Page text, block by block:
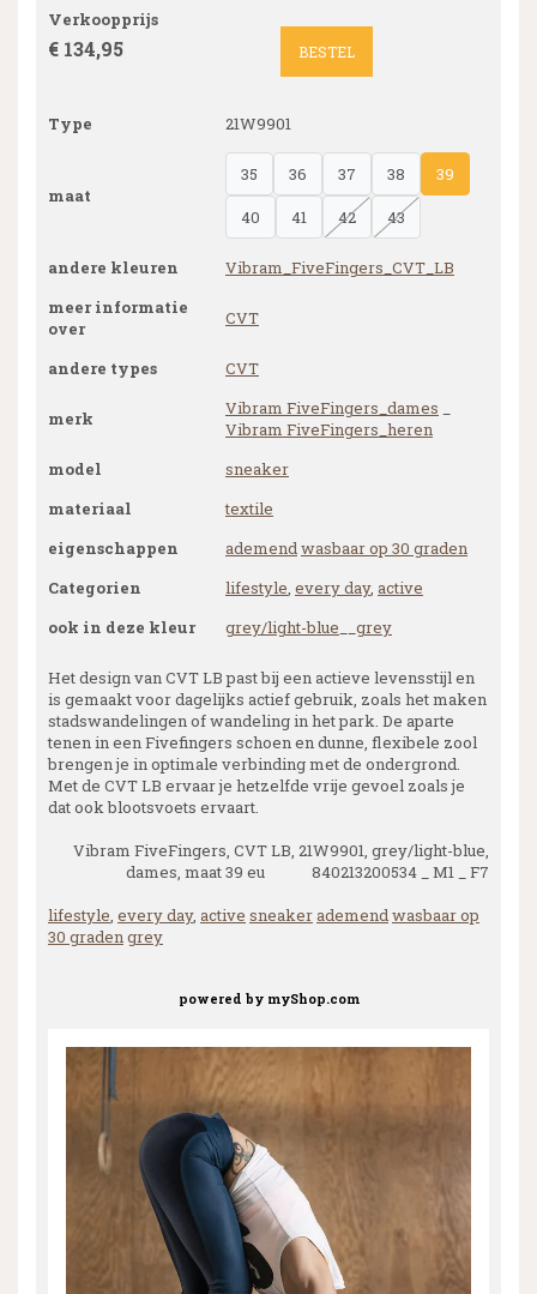
Verkoopprijs
€ 134,95 BESTEL
Type 21W9901
maat
35 36 37 38
39
40
41 42 43
andere kleuren
Vibram_FiveFingers_CVT_LB
meer informatie
over
CVT
andere types CVT
merk Vibram FiveFingers_dames
Vibram FiveFingers_heren
model
sneaker
materiaal
textile
eigenschappen
ademendwasbaar op 30 graden
Categorien
lifestyle, every day, active
ook in deze kleur
grey/light-blue grey
Het design van CVT LB past bij een actieve levensstijl en
is gemaakt voor dagelijks actief gebruik, zoals het maken
stadswandelingen of wandeling in het park. De aparte
tenen in een Fivefingers schoen en dunne, flexibele zool
brengen je in optimale verbinding met de ondergrond.
Met de CVT LB ervaar je hetzelfde vrije gevoel zoals je
dat ook blootsvoets ervaart.
Vibram FiveFingers, CVT LB, 21W9901, grey/light-blue,
dames, maat 39 eu 840213200534 _ M1 _ F7
lifestyle, every day, active sneakerademendwasbaar op
30 gradengrey
powered by myShop.com